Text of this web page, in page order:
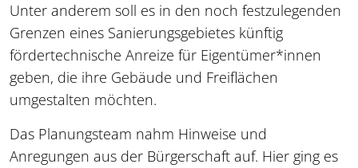
Unter anderem soll es in den noch festzulegenden
Grenzen eines Sanierungsgebietes künftig
fördertechnische Anreize für Eigentümer*innen
geben, die ihre Gebäude und Freiflächen
umgestalten möchten.
Das Planungsteam nahm Hinweise und
Anregungen aus der Bürgerschaft auf. Hier ging es